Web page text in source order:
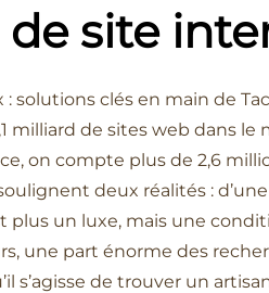
site
solutions clés en main de
milliard de sites web dans
on compte plus de 2,6
deux réalités :
plus un luxe, mais une
une part énorme des
s’agisse de trouver un